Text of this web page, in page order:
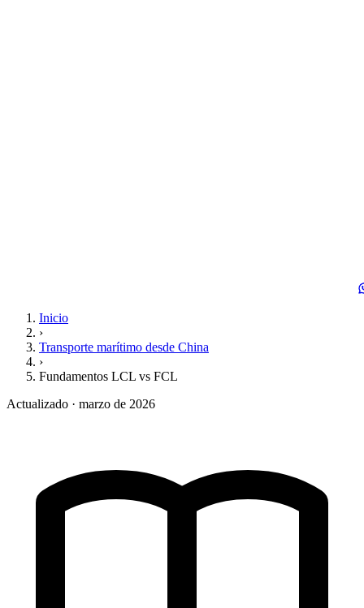
Inicio
›
Transporte marítimo desde China
›
Fundamentos LCL vs FCL
Actualizado · marzo de 2026